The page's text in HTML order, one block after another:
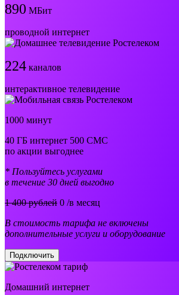
890 МБит
проводной интернет
224 каналов
интерактивное телевидение
1000 минут
40 ГБ интернет 500 СМС
по акции выгоднее
* Пользуйтесь услугами
в течение 30 дней выгодно
1 400 рублей 0 /в месяц
В стоимость тарифа не включены
дополнительные услуги и оборудование
Подключить
Домашний интернет